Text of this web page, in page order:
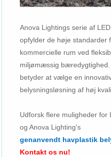
Anova Lightings serie af
opfylder de høje standarder
kommercielle rum ved
miljømæssig
betyder at vælge en
belysningsløsning af høj
Udforsk flere muligheder
og Anova Lighting's
genanvendt havplastik
Kontakt os nu!